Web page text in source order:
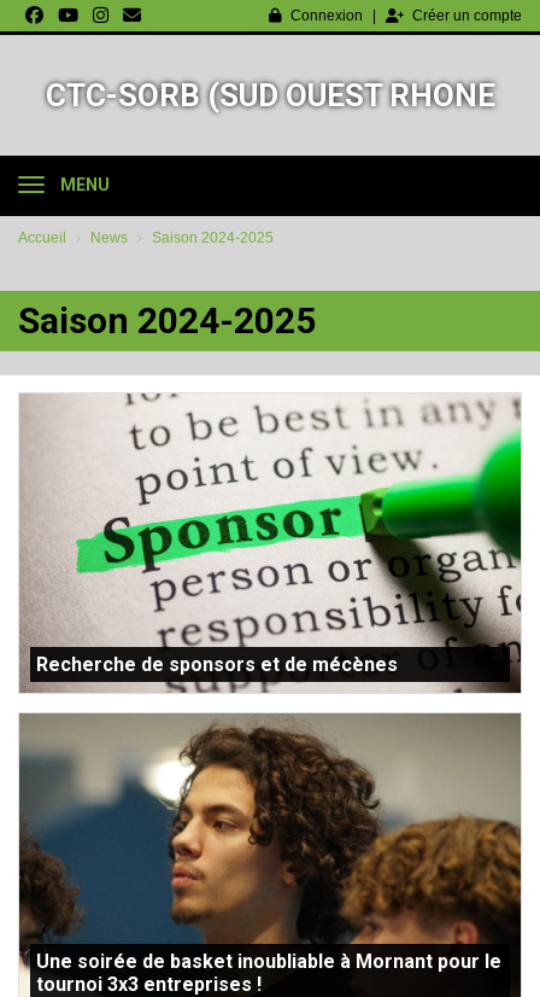
Connexion Créer un compte
CTC-SORB (SUD OUEST RHONE
MENU
Accueil News Saison 2024-2025
Saison 2024-2025
Recherche de sponsors et de mécènes
Une soirée de basket inoubliable à Mornant pour le
tournoi 3x3 entreprises !
Panneau de gestion des cookies